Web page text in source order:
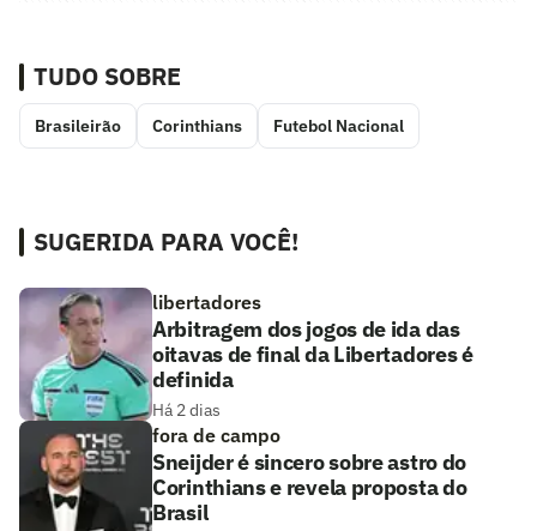
TUDO SOBRE
Brasileirão Corinthians Futebol Nacional
SUGERIDA PARA VOCÊ!
libertadores
Arbitragem dos jogos de ida das
oitavas de final da Libertadores é
definida
Há 2 dias
fora de campo
Sneijder é sincero sobre astro do
Corinthians e revela proposta do
Brasil